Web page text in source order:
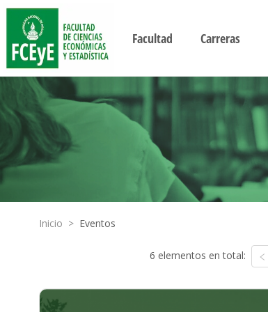
Facultad Carreras
Inicio > Eventos
6 elementos en total: